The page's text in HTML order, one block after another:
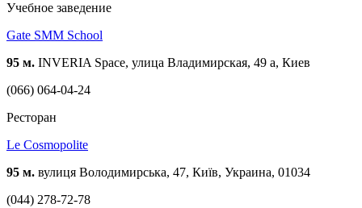
Учебное заведение
Gate SMM School
95 м. INVERIA Space, улица Владимирская, 49 а, Киев
(066) 064-04-24
Ресторан
Le Cosmopolite
95 м. вулиця Володимирська, 47, Київ, Украина, 01034
(044) 278-72-78